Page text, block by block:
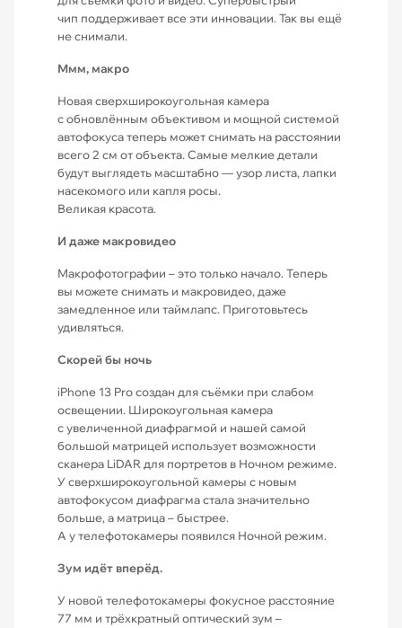
чип поддерживает все эти инновации. Так вы ещё
не снимали.
Ммм, макро
Новая сверхширокоугольная камера
с обновлённым объективом и мощной системой
автофокуса теперь может снимать на расстоянии
всего 2 см от объекта. Самые мелкие детали
будут выглядеть масштабно — узор листа, лапки
насекомого или капля росы.
Великая красота.
И даже макровидео
Макрофотографии – это только начало. Теперь
вы можете снимать и макровидео, даже
замедленное или таймлапс. Приготовьтесь
удивляться.
Скорей бы ночь
iPhone 13 Pro создан для съёмки при слабом
освещении. Широкоугольная камера
с увеличенной диафрагмой и нашей самой
большой матрицей использует возможности
сканера LiDAR для портретов в Ночном режиме.
У сверхшироко­угольной камеры с новым
автофокусом диафрагма стала значительно
больше, а матрица – быстрее.
А у телефотокамеры появился Ночной режим.
Зум идёт вперёд.
У новой телефотокамеры фокусное расстояние
77 мм и трёхкратный оптический зум –